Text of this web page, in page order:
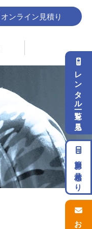
オンライン見積り
レンタル一覧を見る
簡単お見積もり